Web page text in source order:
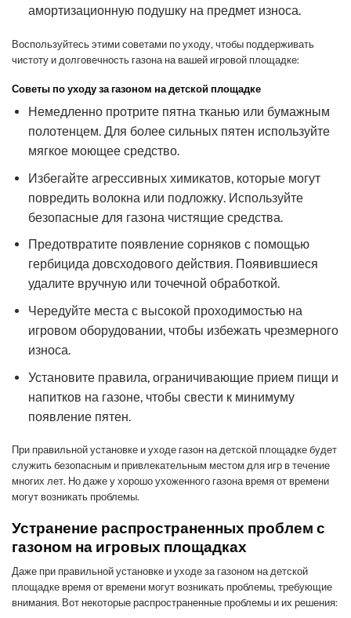
амортизационную подушку на предмет износа.
Воспользуйтесь этими советами по уходу, чтобы поддерживать
чистоту и долговечность газона на вашей игровой площадке:
Советы по уходу за газоном на детской площадке
Немедленно протрите пятна тканью или бумажным
полотенцем. Для более сильных пятен используйте
мягкое моющее средство.
Избегайте агрессивных химикатов, которые могут
повредить волокна или подложку. Используйте
безопасные для газона чистящие средства.
Предотвратите появление сорняков с помощью
гербицида довсходового действия. Появившиеся
удалите вручную или точечной обработкой.
Чередуйте места с высокой проходимостью на
игровом оборудовании, чтобы избежать чрезмерного
износа.
Установите правила, ограничивающие прием пищи и
напитков на газоне, чтобы свести к минимуму
появление пятен.
При правильной установке и уходе газон на детской площадке будет
служить безопасным и привлекательным местом для игр в течение
многих лет. Но даже у хорошо ухоженного газона время от времени
могут возникать проблемы.
Устранение распространенных проблем с
газоном на игровых площадках
Даже при правильной установке и уходе за газоном на детской
площадке время от времени могут возникать проблемы, требующие
внимания. Вот некоторые распространенные проблемы и их решения: